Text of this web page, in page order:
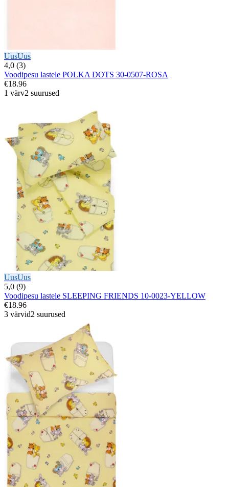
UusUus
4,0 (3)
Voodipesu lastele POLKA DOTS 30-0507-ROSA
€18.96
1 värv2 suurused
UusUus
5,0 (9)
Voodipesu lastele SLEEPING FRIENDS 10-0023-YELLOW
€18.96
3 värvid2 suurused